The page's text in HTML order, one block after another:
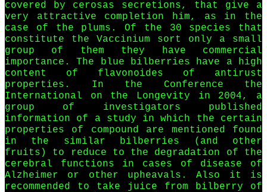
covered by cerosas secretions, that give a
very attractive completion him, as in the
case of the plums. Of the 30 species that
constitute the Vaccinium sort only a small
group of them they have commercial
importance. The blue bilberries have a high
content of flavonoides of antirust
properties. In the Conference the
International on the Longevity in 2004, a
group of investigators published
information of a study in which the certain
properties of compound are mentioned found
in the similar bilberries (and other
fruits) to reduce to the degradation of the
cerebral functions in cases of disease of
Alzheimer or other upheavals. Also it is
recommended to take juice from bilberry of